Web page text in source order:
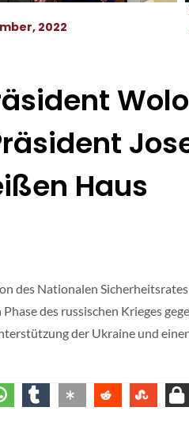
2022
Haus
des Nationalen Sicherheitsrates
des russischen Krieges
der Ukraine und